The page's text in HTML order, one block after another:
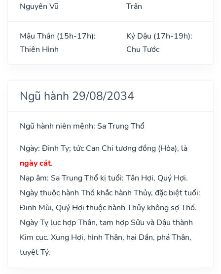
Nguyên Vũ
Trận
Mậu Thân (15h-17h):
Thiên Hình
Kỷ Dậu (17h-19h):
Chu Tước
Ngũ hành 29/08/2034
Ngũ hành niên mệnh: Sa Trung Thổ
Ngày: Đinh Tỵ; tức Can Chi tương đồng (Hỏa), là
ngày cát.
Nạp âm: Sa Trung Thổ kị tuổi: Tân Hợi, Quý Hợi.
Ngày thuộc hành Thổ khắc hành Thủy, đặc biệt tuổi:
Đinh Mùi, Quý Hợi thuộc hành Thủy không sợ Thổ.
Ngày Tỵ lục hợp Thân, tam hợp Sửu và Dậu thành
Kim cục. Xung Hợi, hình Thân, hại Dần, phá Thân,
tuyệt Tý.